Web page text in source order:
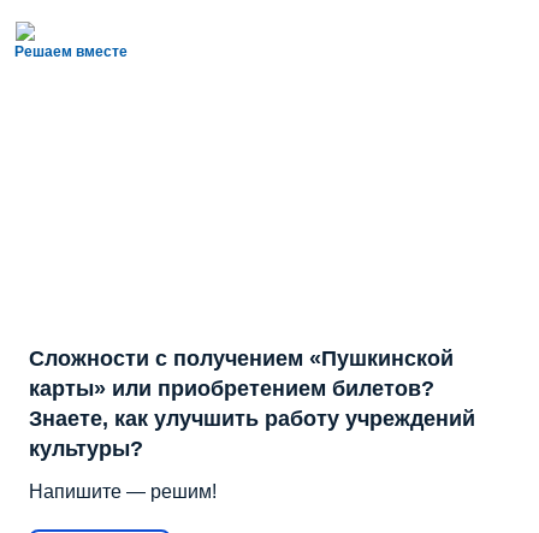
Решаем вместе
Сложности с получением «Пушкинской
карты» или приобретением билетов?
Знаете, как улучшить работу учреждений
культуры?
Напишите — решим!